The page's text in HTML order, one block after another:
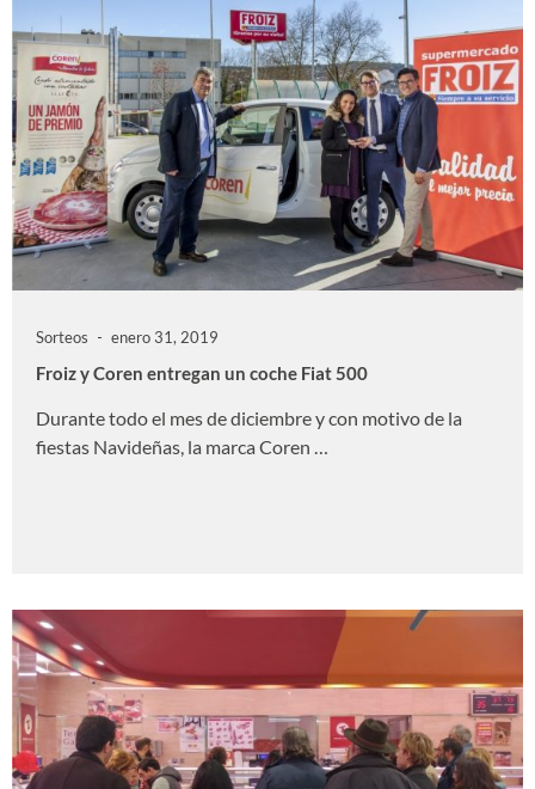
Sorteos enero 31, 2019
Froiz y Coren entregan un coche Fiat 500
Durante todo el mes de diciembre y con motivo de la
fiestas Navideñas, la marca Coren …